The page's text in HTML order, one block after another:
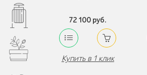
72 100 руб.
Купить в 1 клик